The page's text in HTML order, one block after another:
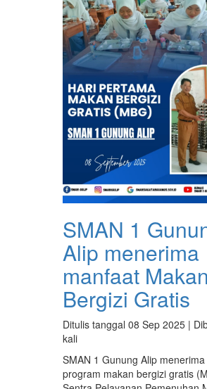
SMAN 1
Alip menerima
manfaat Makan
Bergizi Gratis
Ditulis tanggal 08 Sep 2025 |
kali
SMAN 1 Gunung Alip
program makan bergizi gratis